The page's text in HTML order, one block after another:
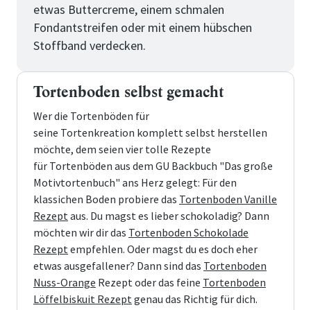
etwas Buttercreme, einem schmalen
Fondantstreifen oder mit einem hübschen
Stoffband verdecken.
Tortenboden selbst gemacht
Wer die Tortenböden für
seine Tortenkreation komplett selbst herstellen
möchte, dem seien vier tolle Rezepte
für Tortenböden aus dem GU Backbuch "Das große
Motivtortenbuch" ans Herz gelegt: Für den
klassichen Boden probiere das Tortenboden Vanille
Rezeptaus. Du magst es lieber schokoladig? Dann
möchten wir dir das Tortenboden Schokolade
Rezeptempfehlen. Oder magst du es doch eher
etwas ausgefallener? Dann sind das Tortenboden
Nuss-Orange Rezept oder das feine Tortenboden
Löffelbiskuit Rezeptgenau das Richtig für dich.